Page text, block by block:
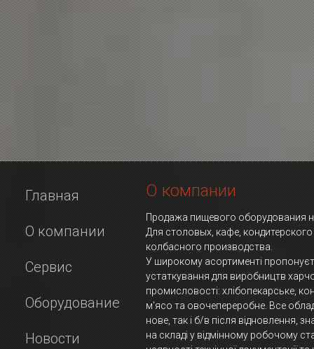
Главная
О компании
Сервис
Оборудование
Новости
О компании
Продажа пищевого оборудования
Для столовых, кафе, кондитерского
колбасного производства.
У широкому асортименті
устаткування для виробництв
промисловості: хлібопекарське,
м'ясо та овочепереробне. Все
нове, так і б/в після відновлення,
на складі у відмінному робочому